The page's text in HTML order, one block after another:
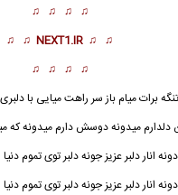
♫ ♫ ♫ ♫
♫ ♫
NEXT1.IR
♫ ♫
♫ ♫ ♫ ♫
برات میام باز سر راهت میایی با
دلدارم میدونه دوسش دارم میدونه که
دونه انار دلبر عزیز جونه دلبر توی تموم دنیا
دونه اناردلبر عزیز جونه دلبر توی تموم دنیا